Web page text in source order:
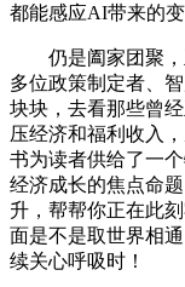
都能感应AI带来的变
仍是阖家团聚，
多位政策制定者、
块块，去看那些曾
压经济和福利收入
书为读者供给了一
经济成长的焦点命
升，帮帮你正在此
面是不是取世界相
续关心呼吸时！